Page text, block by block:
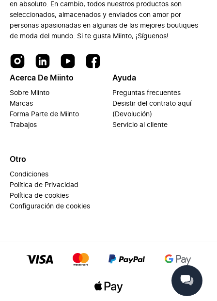
en absoluto. En cambio, todos nuestros productos son
seleccionados, almacenados y enviados con amor por
personas apasionadas en algunas de las mejores boutiques
de moda del mundo. Si te gusta Miinto, ¡Síguenos!
Acerca De Miinto
Sobre Miinto
Marcas
Forma Parte de Miinto
Trabajos
Ayuda
Preguntas frecuentes
Desistir del contrato aquí
(Devolución)
Servicio al cliente
Otro
Condiciones
Política de Privacidad
Política de cookies
Configuración de cookies